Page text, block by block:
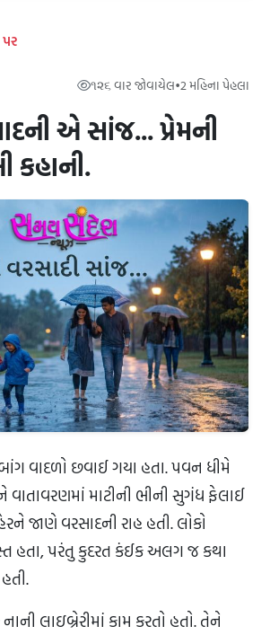
૧૨૬ વાર જોવાયેલ•2 મહિના પેહલા
એ સાંજ... પ્રેમની
વાદળો છવાઈ ગયા હતા. પવન ધીમે
વાતાવરણમાં માટીની ભીની સુગંધ ફેલાઈ
જાણે વરસાદની રાહ હતી. લોકો
હતા, પરંતુ કુદરત કંઈક અલગ જ કથા
લાઇબ્રેરીમાં કામ કરતો હતો. તેને